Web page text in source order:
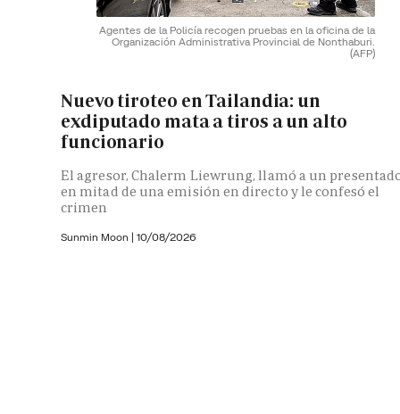
Agentes de la Policía recogen pruebas en la oficina de la
Organización Administrativa Provincial de Nonthaburi.
(AFP)
Nuevo tiroteo en Tailandia: un
exdiputado mata a tiros a un alto
funcionario
El agresor, Chalerm Liewrung, llamó a un
en mitad de una emisión en directo y le confesó el
crimen
Sunmin Moon | 10/08/2026